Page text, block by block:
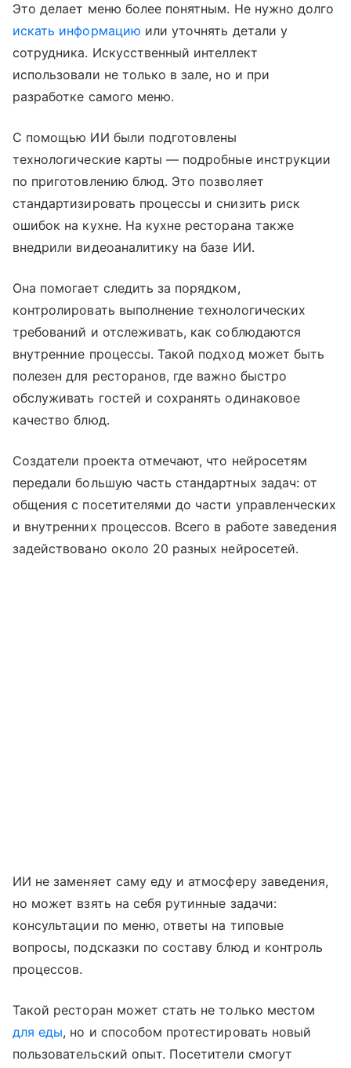
Это делает меню более понятным. Не нужно долго
искать информацию или уточнять детали у
сотрудника. Искусственный интеллект
использовали не только в зале, но и при
разработке самого меню.
С помощью ИИ были подготовлены
технологические карты — подробные инструкции
по приготовлению блюд. Это позволяет
стандартизировать процессы и снизить риск
ошибок на кухне. На кухне ресторана также
внедрили видеоаналитику на базе ИИ.
Она помогает следить за порядком,
контролировать выполнение технологических
требований и отслеживать, как соблюдаются
внутренние процессы. Такой подход может быть
полезен для ресторанов, где важно быстро
обслуживать гостей и сохранять одинаковое
качество блюд.
Создатели проекта отмечают, что нейросетям
передали большую часть стандартных задач: от
общения с посетителями до части управленческих
и внутренних процессов. Всего в работе заведения
задействовано около 20 разных нейросетей.
ИИ не заменяет саму еду и атмосферу заведения,
но может взять на себя рутинные задачи:
консультации по меню, ответы на типовые
вопросы, подсказки по составу блюд и контроль
процессов.
Такой ресторан может стать не только местом
для еды, но и способом протестировать новый
пользовательский опыт. Посетители смогут